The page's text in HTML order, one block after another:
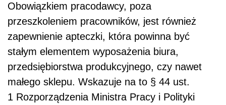
Obowiązkiem pracodawcy, poza
przeszkoleniem pracowników, jest również
zapewnienie apteczki, która powinna być
stałym elementem wyposażenia biura,
przedsiębiorstwa produkcyjnego, czy nawet
małego sklepu. Wskazuje na to § 44 ust.
1 Rozporządzenia Ministra Pracy i Polityki